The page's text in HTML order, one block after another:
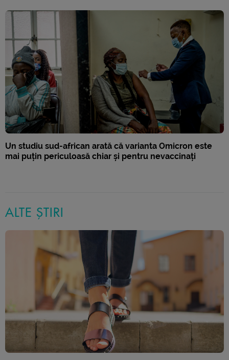
Un studiu sud-african arată că varianta Omicron este
mai puțin periculoasă chiar și pentru nevaccinați
ALTE ȘTIRI